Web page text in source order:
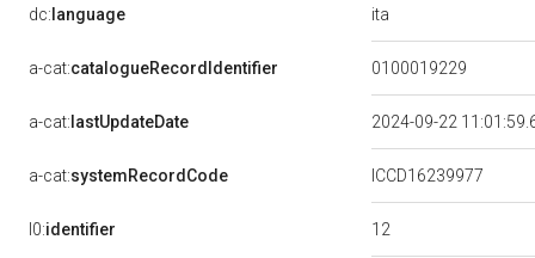
dc: language ita
a-cat:catalogueRecordIdentifier 0100019229
a-cat: lastUpdateDate 2024-09-22
a-cat:systemRecordCode ICCD16239977
l0:identifier 12